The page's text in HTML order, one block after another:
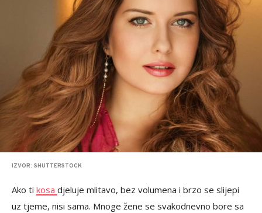
IZVOR: SHUTTERSTOCK
Ako ti kosa djeluje mlitavo, bez volumena i brzo se slijepi
uz tjeme, nisi sama. Mnoge žene se svakodnevno bore sa